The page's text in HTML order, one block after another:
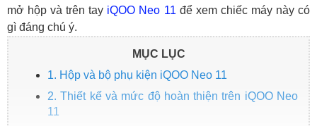
mở hộp và trên tay iQOO Neo 11 để xem chiếc máy này có
gì đáng chú ý.
MỤC LỤC
1. Hộp và bộ phụ kiện iQOO Neo 11
2. Thiết kế và mức độ hoàn thiện trên iQOO Neo
11